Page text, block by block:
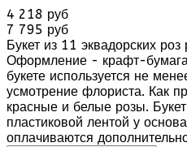
4 218 руб
7 795 руб
Букет из 11 эквадорских
Оформление - крафт-
букете используется не
усмотрение флориста. Как
красные и белые розы.
пластиковой лентой у
оплачиваются